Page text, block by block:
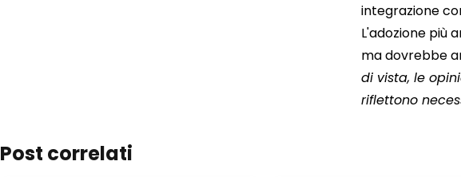
integrazione
L'adozione più
ma dovrebbe
di vista, le
riflettono
Post correlati